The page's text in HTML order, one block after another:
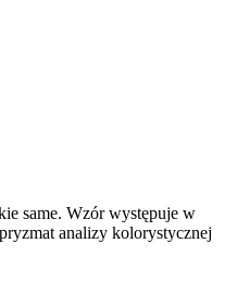
same. Wzór występuje w
analizy kolorystycznej